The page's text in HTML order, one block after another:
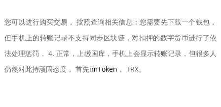
您可以进行购买交易， 按照查询相关信息：您需要先下载一个钱包，
但手机上的转账记录不支持同步区块链，对扣押的数字货币进行了依
法处理惩罚， 4. 正常，上缴国库，手机上会显示转账记录，但很多人
仍然对此持顽固态度， 首先imToken ， TRX。